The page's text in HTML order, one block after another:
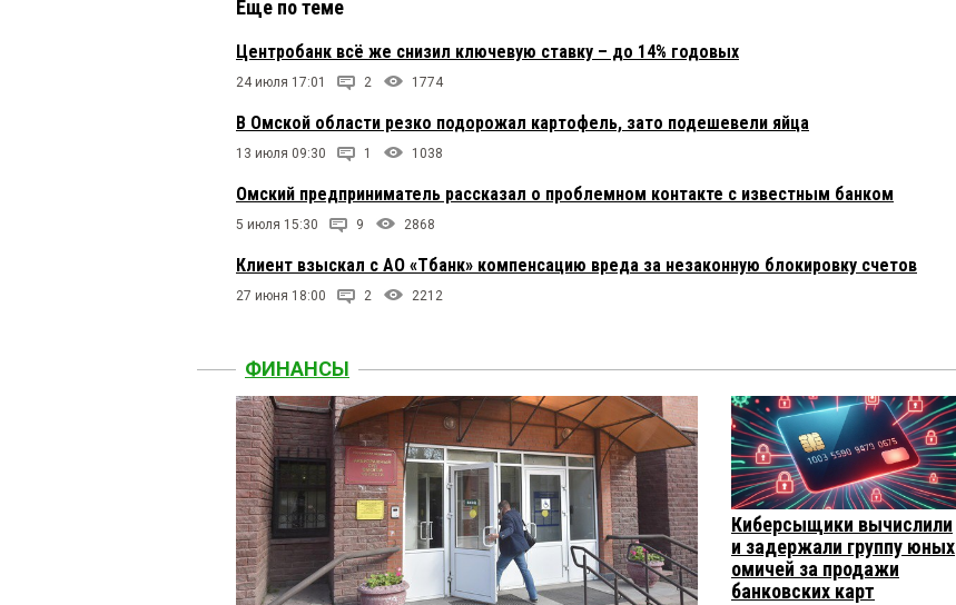
Еще по теме
Центробанк всё же снизил ключевую ставку – до 14% годовых
24 июля 17:01 2 1774
В Омской области резко подорожал картофель, зато подешевели яйца
13 июля 09:30 1 1038
Омский предприниматель рассказал о проблемном контакте с известным банком
5 июля 15:30 9 2868
Клиент взыскал с АО «Тбанк» компенсацию вреда за незаконную блокировку счетов
27 июня 18:00 2 2212
ФИНАНСЫ
Киберсыщики вычислили
и задержали группу юных
омичей за продажи
банковских карт